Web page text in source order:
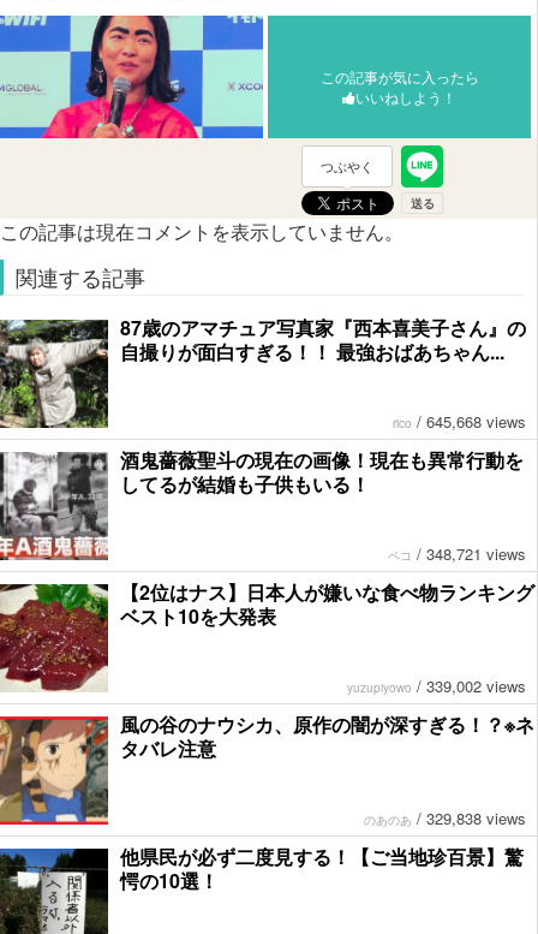
この記事が気に入ったら
いいねしよう！
つぶやく
この記事は現在コメントを表示していません。
関連する記事
87歳のアマチュア写真家『西本喜美子さん』の
自撮りが面白すぎる！！ 最強おばあちゃん...
rico / 645,668 views
酒鬼薔薇聖斗の現在の画像！現在も異常行動を
してるが結婚も子供もいる！
ペコ / 348,721 views
【2位はナス】日本人が嫌いな食べ物ランキング
ベスト10を大発表
yuzupiyowo / 339,002 views
風の谷のナウシカ、原作の闇が深すぎる！？※ネ
タバレ注意
のあのあ / 329,838 views
他県民が必ず二度見する！【ご当地珍百景】驚
愕の10選！